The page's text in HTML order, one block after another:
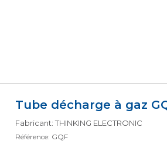
Tube décharge à gaz
Fabricant: THINKING ELECTRONIC
Référence: GQF